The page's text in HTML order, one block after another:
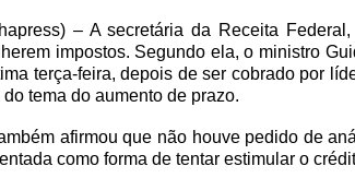
– A secretária da Receita
impostos. Segundo ela, o ministro
terça-feira, depois de ser cobrado por
tema do aumento de prazo.
afirmou que não houve pedido de
como forma de tentar estimular o